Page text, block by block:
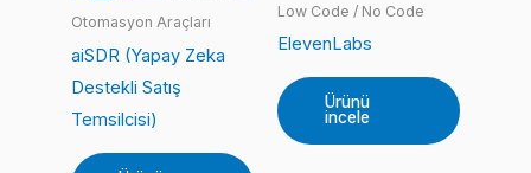
Otomasyon Araçları
aiSDR (Yapay Zeka
Destekli Satış
Temsilcisi)
Low Code / No Code
ElevenLabs
Ürünü
incele